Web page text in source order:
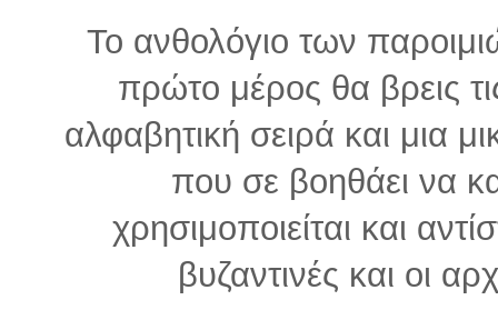
Το ανθολόγιο των
πρώτο μέρος θα βρεις
αλφαβητική σειρά και μια
που σε βοηθάει να
χρησιμοποιείται και
βυζαντινές και οι